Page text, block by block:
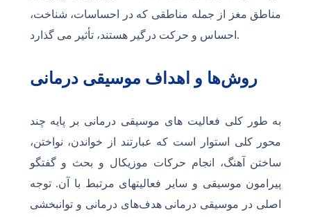
مناطق مغز از جمله مناطقی که در احساسات، شناخت،
احساس و حرکت درگیر هستند، تأثیر می گذارد.
روش‌ها و اهداف موسیقی درمانی
به طور کلی فعالیت های موسیقی درمانی بر پایه چند
محور کلی استوار است که عبارتند از خواندن، نواختن،
ساختن آهنگ، انجام حرکات موزیکال و بحث و گفتگو
پیرامون موسیقی و سایر فعالیتهای مرتبط با آن. توجه
اصلی در موسیقی درمانی هدف‌های درمانی و توانبخشی